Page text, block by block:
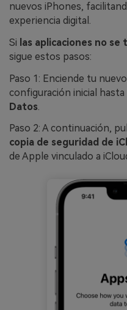
nuevos iPhones,
experiencia digital.
Si las aplicaciones no
sigue estos pasos:
Paso 1: Enciende tu
configuración inicial
Datos
Paso 2: A continuación,
copia de seguridad de
de Apple vinculado a